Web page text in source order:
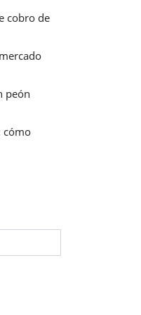
cobro de
peón
cómo